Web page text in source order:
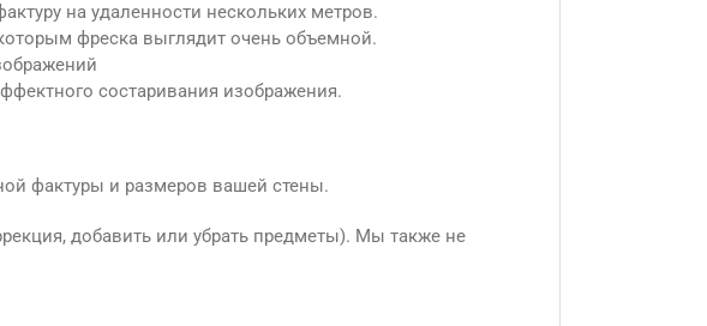
на удаленности нескольких метров.
фреска выглядит очень объемной.
состаривания изображения.
фактуры и размеров вашей стены.
добавить или убрать предметы). Мы также не